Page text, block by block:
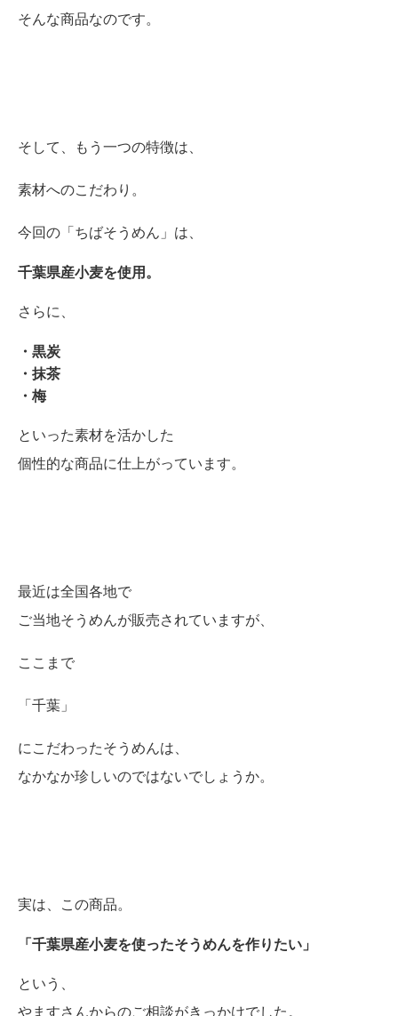
そんな商品なのです。
そして、もう一つの特徴は、
素材へのこだわり。
今回の「ちばそうめん」は、
千葉県産小麦を使用。
さらに、
・黒炭
・抹茶
・梅
といった素材を活かした
個性的な商品に仕上がっています。
最近は全国各地で
ご当地そうめんが販売されていますが、
ここまで
「千葉」
にこだわったそうめんは、
なかなか珍しいのではないでしょうか。
実は、この商品。
「千葉県産小麦を使ったそうめんを作りたい」
という、
やますさんからのご相談がきっかけでした。